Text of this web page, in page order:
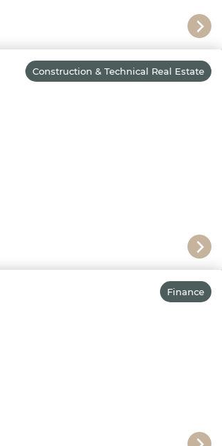
Construction & Technical Real Estate
Finance